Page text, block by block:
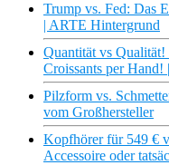
Trump vs. Fed: Das
| ARTE Hintergrund
Quantität vs
Croissants per Hand!
Pilzform vs.
vom Großhersteller
Kopfhörer für 549 €
Accessoire oder